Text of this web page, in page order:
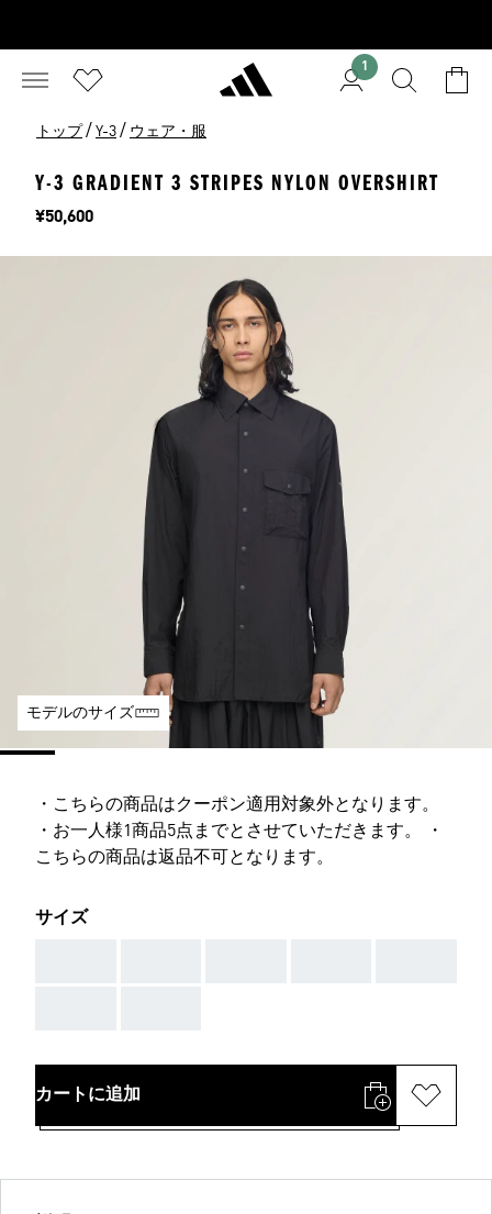
1
トップ / Y-3 / ウェア・服
Y-3 GRADIENT 3 STRIPES NYLON OVERSHIRT
価格
¥50,600
モデルのサイズ
・こちらの商品はクーポン適用対象外となります。
・お一人様1商品5点までとさせていただきます。 ・
こちらの商品は返品不可となります。
サイズ
カートに追加